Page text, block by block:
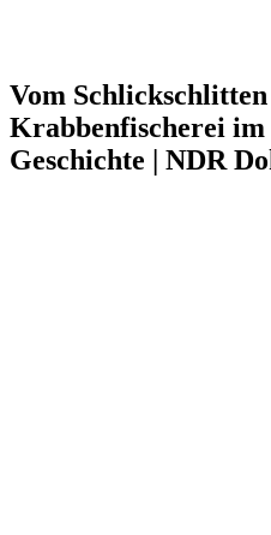
Vom
Krabbenfischerei im
Geschichte | NDR